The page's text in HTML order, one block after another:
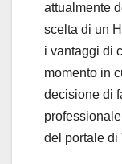
attualmente
scelta di un
i vantaggi di
momento in
decisione di
del portale di